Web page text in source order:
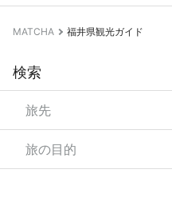
MATCHA 福井県観光ガイド
検索
旅先
旅の目的